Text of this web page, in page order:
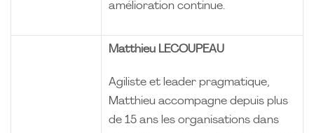
amélioration continue.
Matthieu LECOUPEAU
Agiliste et leader pragmatique,
Matthieu accompagne depuis plus
de 15 ans les organisations dans